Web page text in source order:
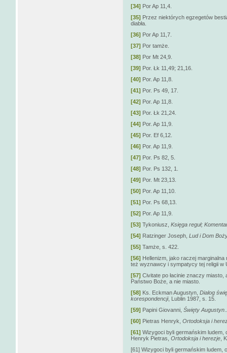
[34] Por Ap 11,4.
[35] Przez niektórych egzegetów
diabła.
[36] Por Ap 11,7.
[37] Por tamże.
[38] Por Mt 24,9.
[39] Por. Łk 11,49; 21,16.
[40] Por. Ap 11,8.
[41] Por. Ps 49, 17.
[42] Por. Ap 11,8.
[43] Por. Łk 21,24.
[44] Por. Ap 11,9.
[45] Por. Ef 6,12.
[46] Por. Ap 11,9.
[47] Por. Ps 82, 5.
[48] Por. Ps 132, 1.
[49] Por. Mt 23,13.
[50] Por. Ap 11,10.
[51] Por. Ps 68,13.
[52] Por. Ap 11,9.
[53] Tykoniusz, Księga reguł;
[54] Ratzinger Joseph, Lud i Dom
[55] Tamże, s. 422.
[56] Hellenizm, jako raczej
też wyznawcy i sympatycy tej religii w
[57] Civitate po łacinie znaczy miasto,
Państwo Boże, a nie miasto.
[58] Ks. Eckman Augustyn, Dialog
korespondencji, Lublin 1987, s. 15.
[59] Papini Giovanni, Święty Augustyn
[60] Pietras Henryk, Ortodoksja i
[61] Wizygoci byli germańskim ludem,
Henryk Pietras, Ortodoksja i herezje ,
[61] Wizygoci byli germańskim ludem,